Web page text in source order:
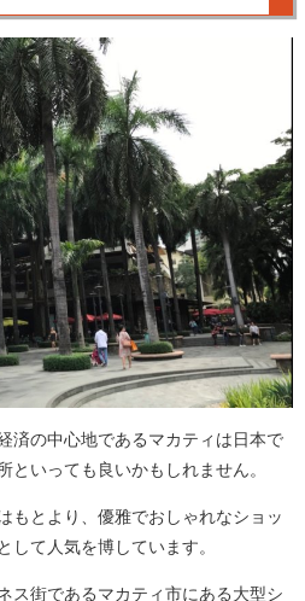
済の中心地であるマカティは日本で
といっても良いかもしれません。
もとより、優雅でおしゃれなショッ
して人気を博しています。
ス街であるマカティ市にある大型シ